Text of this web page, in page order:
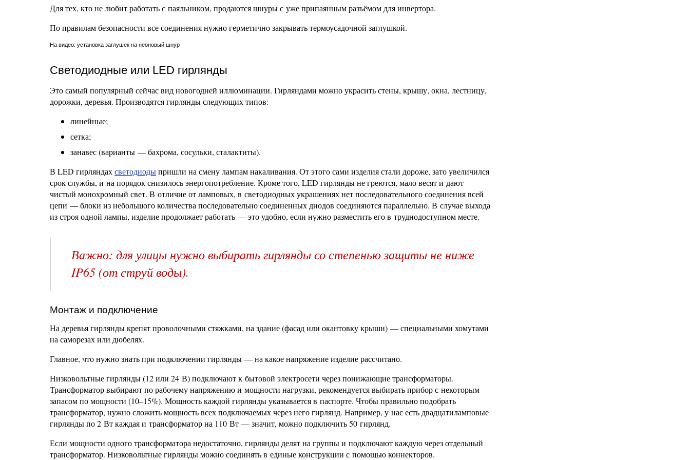
Для тех, кто не любит работать с паяльником, продаются шнуры с уже припаянным разъёмом для инвертора.
По правилам безопасности все соединения нужно герметично закрывать термоусадочной заглушкой.
На видео: установка заглушек на неоновый шнур
Светодиодные или LED гирлянды
Это самый популярный сейчас вид новогодней иллюминации. Гирляндами можно украсить стены, крышу, окна, лестницу,
дорожки, деревья. Производятся гирлянды следующих типов:
линейные;
сетка;
занавес (варианты — бахрома, сосульки, сталактиты).
В LED гирляндахсветодиодыпришли на смену лампам накаливания. От этого сами изделия стали дороже, зато увеличился
срок службы, и на порядок снизилось энергопотребление. Кроме того, LED гирлянды не греются, мало весят и дают
чистый монохромный свет. В отличие от ламповых, в светодиодных украшениях нет последовательного соединения всей
цепи — блоки из небольшого количества последовательно соединенных диодов соединяются параллельно. В случае выхода
из строя одной лампы, изделие продолжает работать — это удобно, если нужно разместить его в труднодоступном месте.
Важно: для улицы нужно выбирать гирлянды со степенью защиты не ниже
IP65 (от струй воды).
Монтаж и подключение
На деревья гирлянды крепят проволочными стяжками, на здание (фасад или окантовку крыши) — специальными хомутами
на саморезах или дюбелях.
Главное, что нужно знать при подключении гирлянды — на какое напряжение изделие рассчитано.
Низковольтные гирлянды (12 или 24 В) подключают к бытовой электросети через понижающие трансформаторы.
Трансформатор выбирают по рабочему напряжению и мощности нагрузки, рекомендуется выбирать прибор с некоторым
запасом по мощности (10–15%). Мощность каждой гирлянды указывается в паспорте. Чтобы правильно подобрать
трансформатор, нужно сложить мощность всех подключаемых через него гирлянд. Например, у нас есть двадцатиламповые
гирлянды по 2 Вт каждая и трансформатор на 110 Вт — значит, можно подключить 50 гирлянд.
Если мощности одного трансформатора недостаточно, гирлянды делят на группы и подключают каждую через отдельный
трансформатор. Низковольтные гирлянды можно соединять в единые конструкции с помощью коннекторов.